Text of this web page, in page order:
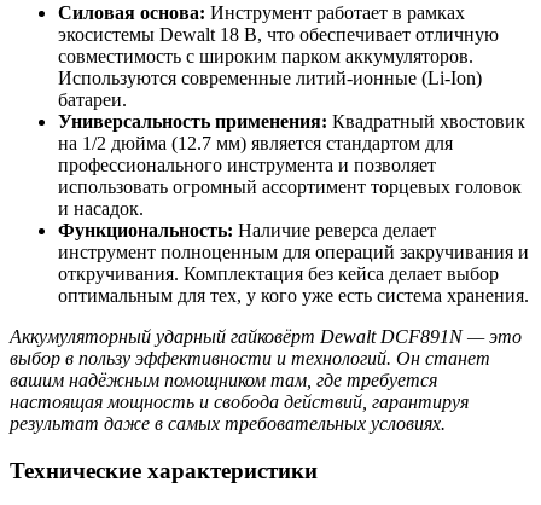
Силовая основа: Инструмент работает в рамках
экосистемы Dewalt 18 В, что обеспечивает отличную
совместимость с широким парком аккумуляторов.
Используются современные литий-ионные (Li-Ion)
батареи.
Универсальность применения: Квадратный хвостовик
на 1/2 дюйма (12.7 мм) является стандартом для
профессионального инструмента и позволяет
использовать огромный ассортимент торцевых головок
и насадок.
Функциональность: Наличие реверса делает
инструмент полноценным для операций закручивания и
откручивания. Комплектация без кейса делает выбор
оптимальным для тех, у кого уже есть система хранения.
Аккумуляторный ударный гайковёрт Dewalt DCF891N — это
выбор в пользу эффективности и технологий. Он станет
вашим надёжным помощником там, где требуется
настоящая мощность и свобода действий, гарантируя
результат даже в самых требовательных условиях.
Технические характеристики